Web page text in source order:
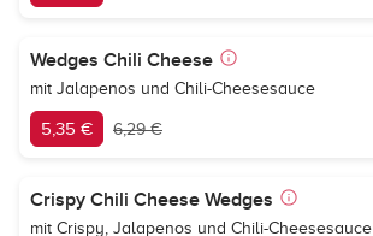
Wedges Chili Cheese
mit Jalapenos und Chili-Cheesesauce
5,35 € 6,29 €
Crispy Chili Cheese Wedges
mit Crispy, Jalapenos und Chili-Cheesesauce